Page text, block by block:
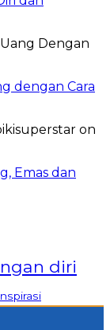
dengan Cara
Emas dan
diri